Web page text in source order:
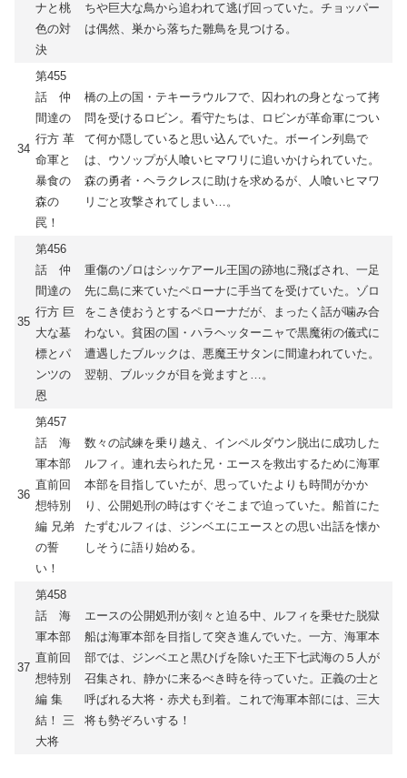
ナと桃
色の対
決
ちや巨大な鳥から追われて逃げ回っていた。チョッパー
は偶然、巣から落ちた雛鳥を見つける。
34
第455
話 仲
間達の
行方 革
命軍と
暴食の
森の
罠！
橋の上の国・テキーラウルフで、囚われの身となって拷
問を受けるロビン。看守たちは、ロビンが革命軍につい
て何か隠していると思い込んでいた。ボーイン列島で
は、ウソップが人喰いヒマワリに追いかけられていた。
森の勇者・ヘラクレスに助けを求めるが、人喰いヒマワ
リごと攻撃されてしまい…。
35
第456
話 仲
間達の
行方 巨
大な墓
標とパ
ンツの
恩
重傷のゾロはシッケアール王国の跡地に飛ばされ、一足
先に島に来ていたペローナに手当てを受けていた。ゾロ
をこき使おうとするペローナだが、まったく話が噛み合
わない。貧困の国・ハラヘッターニャで黒魔術の儀式に
遭遇したブルックは、悪魔王サタンに間違われていた。
翌朝、ブルックが目を覚ますと…。
36
第457
話 海
軍本部
直前回
想特別
編 兄弟
の誓
い！
数々の試練を乗り越え、インペルダウン脱出に成功した
ルフィ。連れ去られた兄・エースを救出するために海軍
本部を目指していたが、思っていたよりも時間がかか
り、公開処刑の時はすぐそこまで迫っていた。船首にた
たずむルフィは、ジンベエにエースとの思い出話を懐か
しそうに語り始める。
37
第458
話 海
軍本部
直前回
想特別
編 集
結！ 三
大将
エースの公開処刑が刻々と迫る中、ルフィを乗せた脱獄
船は海軍本部を目指して突き進んでいた。一方、海軍本
部では、ジンベエと黒ひげを除いた王下七武海の５人が
召集され、静かに来るべき時を待っていた。正義の士と
呼ばれる大将・赤犬も到着。これで海軍本部には、三大
将も勢ぞろいする！